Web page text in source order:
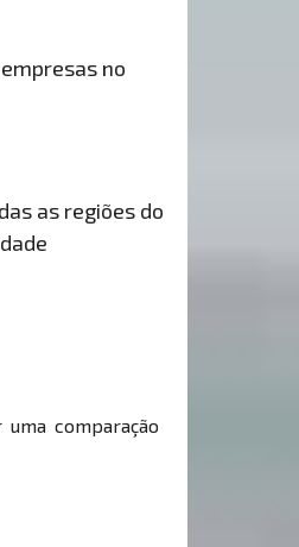
no
as regiões do
uma comparação